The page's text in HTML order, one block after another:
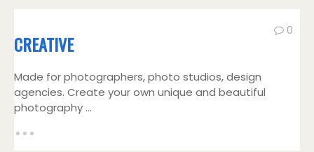
CREATIVE
Made for photographers, photo studios, design
agencies. Create your own unique and beautiful
photography ...
0